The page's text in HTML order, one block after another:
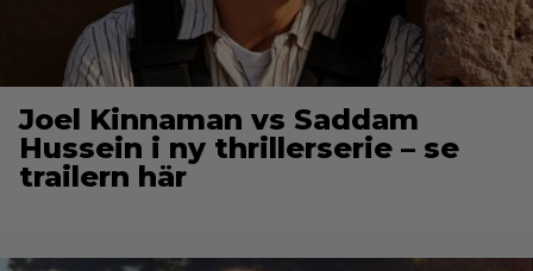
Joel Kinnaman vs Saddam
Hussein i ny thrillerserie – se
trailern här